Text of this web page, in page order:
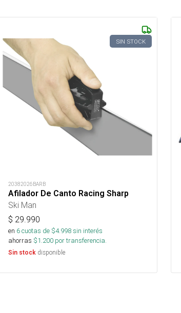
SIN STOCK
20382026BARB
Afilador De Canto Racing Sharp
Ski Man
$ 29.990
en 6cuotas de $4.998sin interés
ahorras $1.200 por transferencia.
Sin stock disponible